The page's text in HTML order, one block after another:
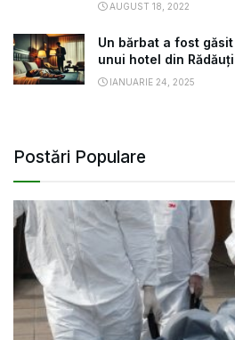
AUGUST 18, 2022
Un bărbat a fost
unui hotel din Rădăuți
IANUARIE 24, 2025
Postări Populare